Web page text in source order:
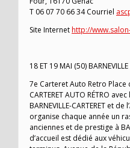
T 06 07 70 66 34 Courriel
Site Internethttp://
18 ET 19 MAI (50) BARNEVILLE
7e Carteret Auto Retro Place
CARTERET AUTO RÉTRO
BARNEVILLE-CARTERET et de
organise chaque année un
anciennes et de prestige à
d’accueil est dédié aux